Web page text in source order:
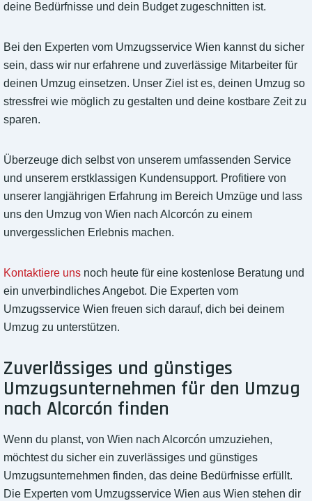
deine Bedürfnisse und dein Budget zugeschnitten ist.
Bei den Experten vom Umzugsservice Wien kannst du sicher
sein, dass wir nur erfahrene und zuverlässige Mitarbeiter für
deinen Umzug einsetzen. Unser Ziel ist es, deinen Umzug so
stressfrei wie möglich zu gestalten und deine kostbare Zeit zu
sparen.
Überzeuge dich selbst von unserem umfassenden Service
und unserem erstklassigen Kundensupport. Profitiere von
unserer langjährigen Erfahrung im Bereich Umzüge und lass
uns den Umzug von Wien nach Alcorcón zu einem
unvergesslichen Erlebnis machen.
Kontaktiere uns noch heute für eine kostenlose Beratung und
ein unverbindliches Angebot. Die Experten vom
Umzugsservice Wien freuen sich darauf, dich bei deinem
Umzug zu unterstützen.
Zuverlässiges und günstiges
Umzugsunternehmen für den Umzug
nach Alcorcón finden
Wenn du planst, von Wien nach Alcorcón umzuziehen,
möchtest du sicher ein zuverlässiges und günstiges
Umzugsunternehmen finden, das deine Bedürfnisse erfüllt.
Die Experten vom Umzugsservice Wien aus Wien stehen dir